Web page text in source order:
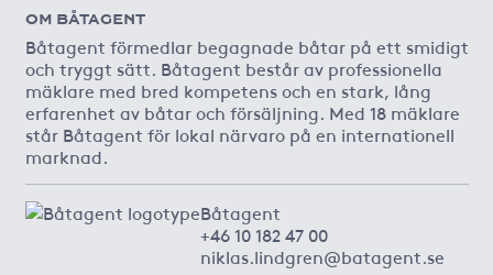
OM BÅTAGENT
Båtagent förmedlar begagnade båtar på ett smidigt
och tryggt sätt. Båtagent består av professionella
mäklare med bred kompetens och en stark, lång
erfarenhet av båtar och försäljning. Med 18 mäklare
står Båtagent för lokal närvaro på en internationell
marknad.
Båtagent
+46 10 182 47 00
niklas.lindgren@batagent.se